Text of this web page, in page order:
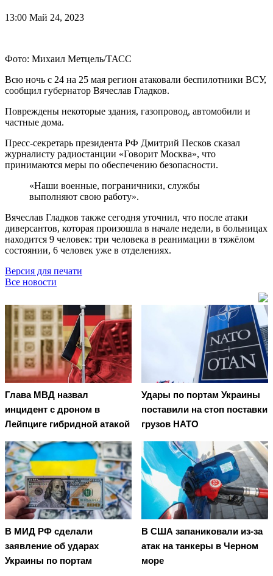
13:00 Май 24, 2023
Фото: Михаил Метцель/ТАСС
Всю ночь с 24 на 25 мая регион атаковали беспилотники ВСУ,
сообщил губернатор Вячеслав Гладков.
Повреждены некоторые здания, газопровод, автомобили и
частные дома.
Пресс-секретарь президента РФ Дмитрий Песков сказал
журналисту радиостанции «Говорит Москва», что
принимаются меры по обеспечению безопасности.
«Наши военные, пограничники, службы
выполняют свою работу».
Вячеслав Гладков также сегодня уточнил, что после атаки
диверсантов, которая произошла в начале недели, в больницах
находится 9 человек: три человека в реанимации в тяжёлом
состоянии, 6 человек уже в отделениях.
Версия для печати
Все новости
Глава МВД назвал
инцидент с дроном в
Лейпциге гибридной атакой
Удары по портам Украины
поставили на стоп поставки
грузов НАТО
В МИД РФ сделали
заявление об ударах
Украины по портам
В США запаниковали из-за
атак на танкеры в Черном
море